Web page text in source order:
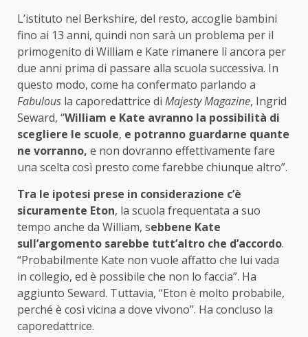
L’istituto nel Berkshire, del resto, accoglie bambini
fino ai 13 anni, quindi non sarà un problema per il
primogenito di William e Kate rimanere lì ancora per
due anni prima di passare alla scuola successiva. In
questo modo, come ha confermato parlando a
Fabulous la caporedattrice di Majesty Magazine, Ingrid
Seward, “William e Kate avranno la possibilità di
scegliere le scuole, e potranno guardarne quante
ne vorranno, e non dovranno effettivamente fare
una scelta così presto come farebbe chiunque altro”.
Tra le ipotesi prese in considerazione c’è
sicuramente Eton, la scuola frequentata a suo
tempo anche da William, sebbene Kate
sull’argomento sarebbe tutt’altro che d’accordo.
“Probabilmente Kate non vuole affatto che lui vada
in collegio, ed è possibile che non lo faccia”. Ha
aggiunto Seward. Tuttavia, “Eton è molto probabile,
perché è così vicina a dove vivono”. Ha concluso la
caporedattrice.